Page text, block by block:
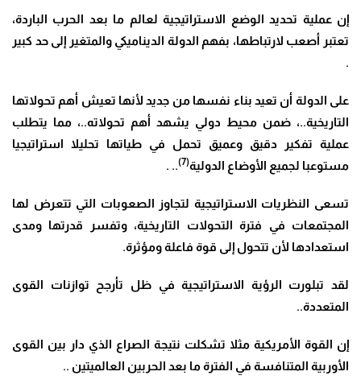
إن عملية تحديد الوضع الاستراتيجية لعالم ما بعد الحرب الباردة،
تعتبر أصعب لارتباطها، بفهم الدولة الديناميكي والمتغير إلى حد كبير
.
على الدولة أن تعيد بناء نفسها من جديد لأنها تعيش أهم تحولاتها
التاريخية..، ضمن محيط دولي يشهد أهم تحولاته..، مما يتطلب
عملية تفكير دقيق وعميق تحمل في طياتها تحليلا استراتيجيا
مستوعبا لجميع الأوضاع الدولية(7)
.. .
تسعى النظريات الاستراتيجية لتجاوز الصعوبات التي تتعرض لها
المجتمعات في فترة التحولات التاريخية، وتفسر قدرتها ومدى
استعدادها لأن تتحول إلى قوة فاعلة ومؤثرة.
لقد تبلورت الرؤية الاستراتيجية في ظل تأرجح توازنات القوى
المتعددة..
إن القوة الأمريكية مثلا تشكلت نتيجة الصراع الذي دار بين القوى
الأوربية المتنافسة في الفترة ما بعد الحربين العالميتين ..